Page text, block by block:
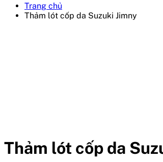
Trang chủ
Thảm lót cốp da Suzuki Jimny
Thảm lót cốp da